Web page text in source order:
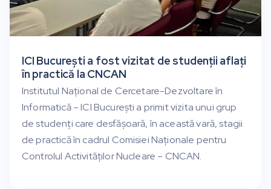
ICI București a fost vizitat de studenții aflați
în practică la CNCAN
Institutul Național de Cercetare-Dezvoltare în
Informatică – ICI București a primit vizita unui grup
de studenți care desfășoară, în această vară, stagii
de practică în cadrul Comisiei Naționale pentru
Controlul Activităților Nucleare – CNCAN.